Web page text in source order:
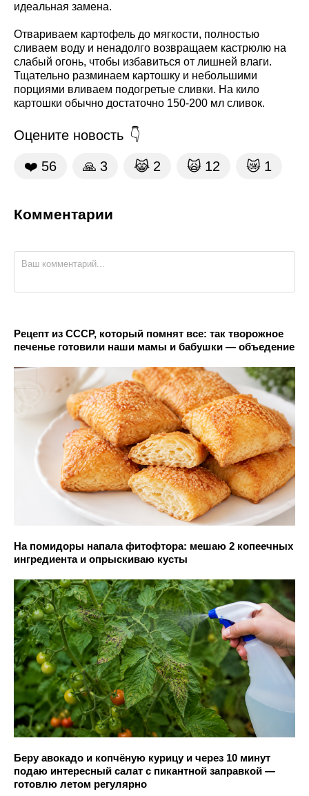
идеальная замена.
Отвариваем картофель до мягкости, полностью
сливаем воду и ненадолго возвращаем кастрюлю на
слабый огонь, чтобы избавиться от лишней влаги.
Тщательно разминаем картошку и небольшими
порциями вливаем подогретые сливки. На кило
картошки обычно достаточно 150-200 мл сливок.
Оцените новость
❤️ 56 🙏 3 😹 2 🙀 12 😿 1
Комментарии
Рецепт из СССР, который помнят все: так творожное
печенье готовили наши мамы и бабушки — объедение
На помидоры напала фитофтора: мешаю 2 копеечных
ингредиента и опрыскиваю кусты
Беру авокадо и копчёную курицу и через 10 минут
подаю интересный салат с пикантной заправкой —
готовлю летом регулярно